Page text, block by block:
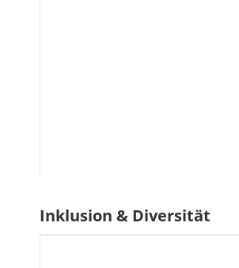
Inklusion & Diversität